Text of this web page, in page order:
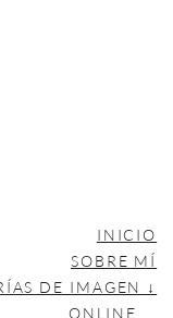
INICIO
SOBRE MÍ
DE IMAGEN ↓
ONLINE